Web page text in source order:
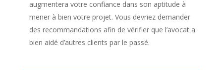
augmentera votre confiance dans son aptitude à
mener à bien votre projet. Vous devriez demander
des recommandations afin de vérifier que l’avocat a
bien aidé d’autres clients par le passé.